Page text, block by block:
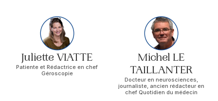
Juliette VIATTE
Patiente et Rédactrice en chef
Géroscopie
Michel LE
TAILLANTER
Docteur en neurosciences,
journaliste, ancien rédacteur en
chef Quotidien du médecin